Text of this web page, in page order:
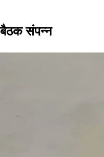
बैठक संपन्न